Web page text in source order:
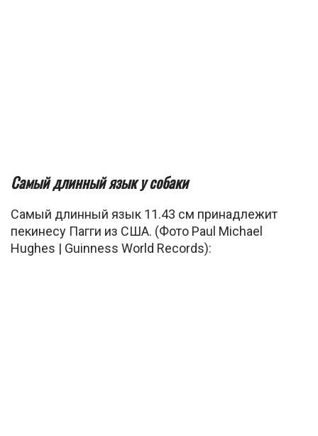
Самый длинный язык у собаки
Самый длинный язык 11.43 см принадлежит
пекинесу Пагги из США. (Фото Paul Michael
Hughes | Guinness World Records):